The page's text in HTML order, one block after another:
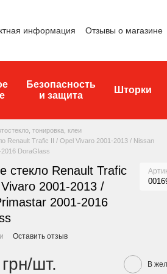
информация Отзывы о магазине
Безопасность
и защита
Шторки
тонировка, клеи
Renault Trafic II / Opel Vivaro 2001-2013 / Nissan
DoraGlass
стекло Renault Trafic
2001-2013 /
2001-2016
Оставить отзыв
шт. В